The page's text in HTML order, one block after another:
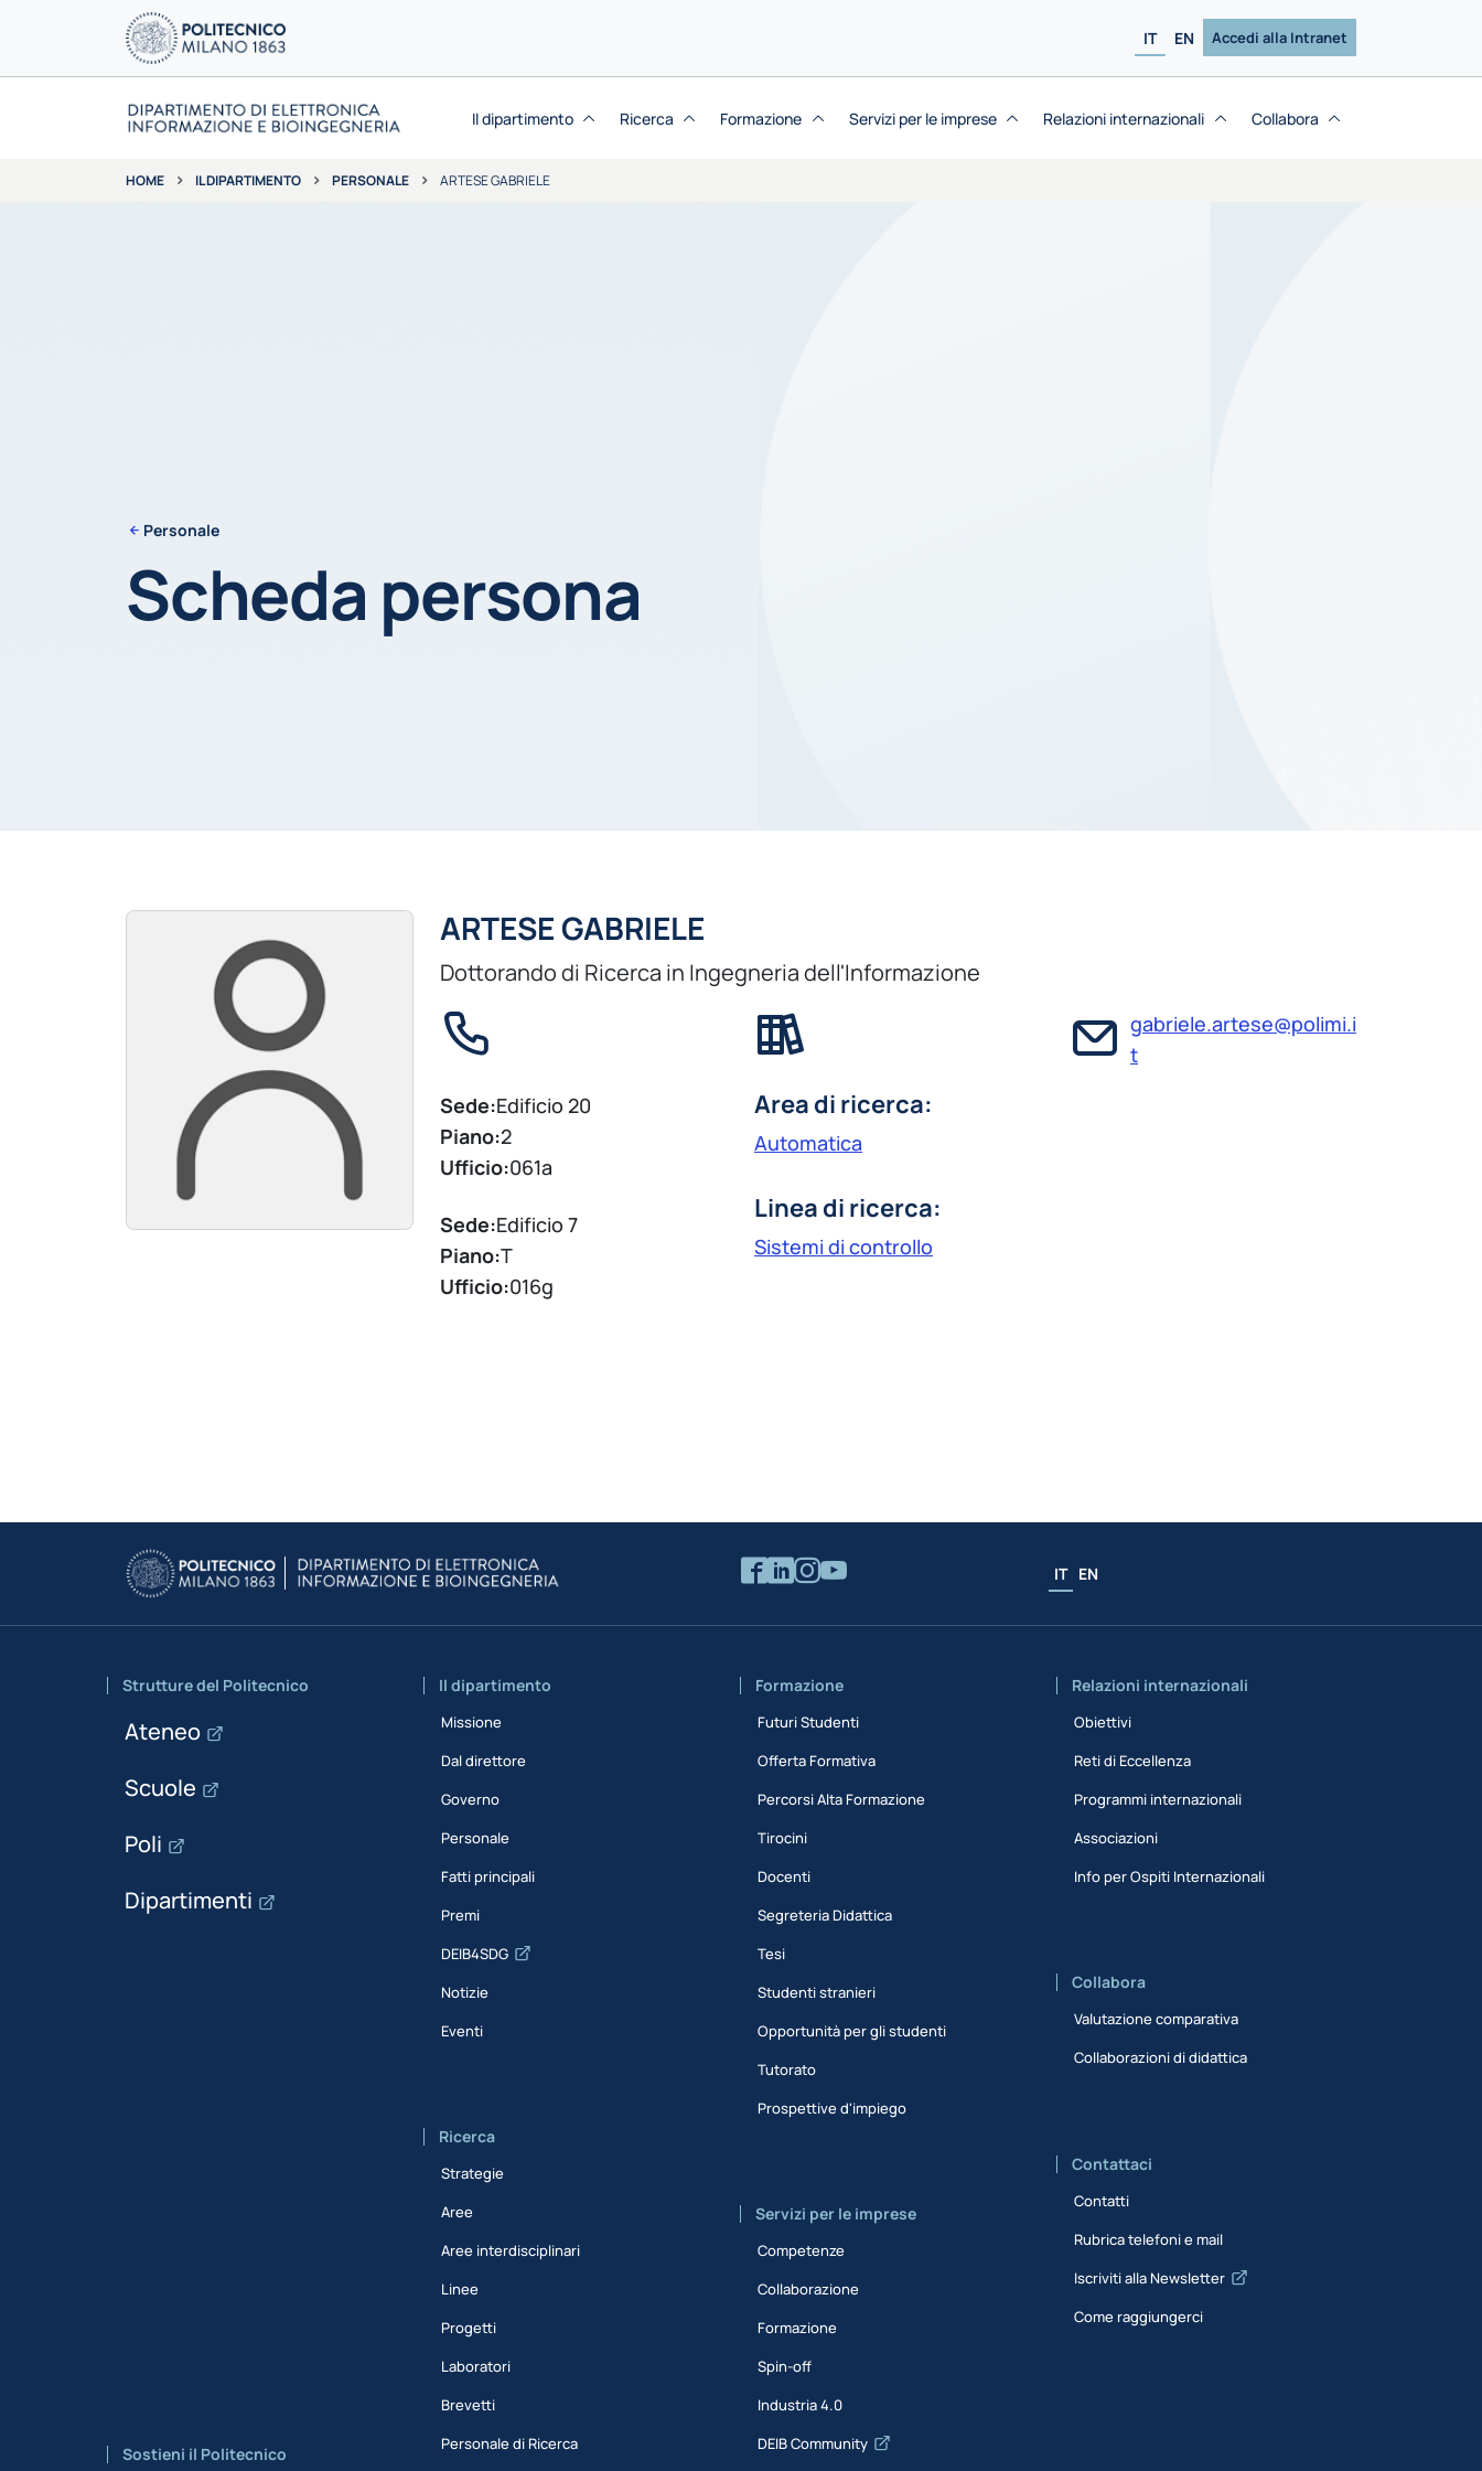
IT EN Accedi alla Intranet
Il dipartimento Ricerca Formazione Servizi per le imprese Relazioni internazionali Collabora
HOME IL DIPARTIMENTO PERSONALE ARTESE GABRIELE
Personale
Scheda persona
ARTESE GABRIELE
Dottorando di Ricerca in Ingegneria dell'Informazione
Sede:Edificio 20
Piano:2
Ufficio:061a
Sede:Edificio 7
Piano:T
Ufficio:016g
Area di ricerca:
Automatica
Linea di ricerca:
Sistemi di controllo
gabriele.artese@polimi.i
t
IT EN
Strutture del Politecnico
Ateneo
Scuole
Poli
Dipartimenti
Sostieni il Politecnico
Il dipartimento
Missione
Dal direttore
Governo
Personale
Fatti principali
Premi
DEIB4SDG
Notizie
Eventi
Ricerca
Strategie
Aree
Aree interdisciplinari
Linee
Progetti
Laboratori
Brevetti
Personale di Ricerca
Formazione
Futuri Studenti
Offerta Formativa
Percorsi Alta Formazione
Tirocini
Docenti
Segreteria Didattica
Tesi
Studenti stranieri
Opportunità per gli studenti
Tutorato
Prospettive d'impiego
Servizi per le imprese
Competenze
Collaborazione
Formazione
Spin-off
Industria 4.0
DEIB Community
Relazioni internazionali
Obiettivi
Reti di Eccellenza
Programmi internazionali
Associazioni
Info per Ospiti Internazionali
Collabora
Valutazione comparativa
Collaborazioni di didattica
Contattaci
Contatti
Rubrica telefoni e mail
Iscriviti alla Newsletter
Come raggiungerci